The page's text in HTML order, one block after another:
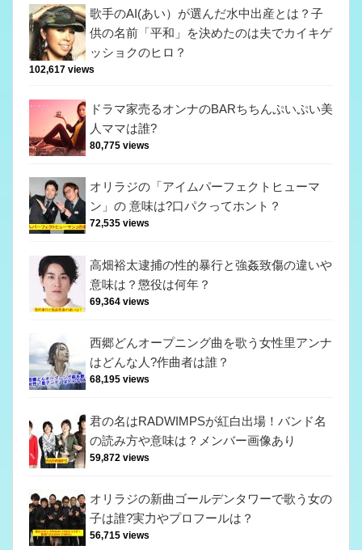
歌手のAI(あい）が選んだ水中出産とは？子
供の名前「平和」を決めたのは夫でカイキゲ
ッショクのヒロ？
102,617 views
ドラマ家売るオンナのBARちちんぷいぷい美
人ママは誰?
80,775 views
オリラジの「アイムパーフェクトヒューマ
ン」の 意味は?口パクってホント？
72,535 views
高畑裕太逮捕の性的暴行と強姦致傷の違いや
意味は？懲役は何年？
69,364 views
西郷どんオープニング曲を歌う女性里アンナ
はどんな人?作曲者は誰？
68,195 views
君の名はRADWIMPSが紅白出場！バンド名
の読み方や意味は？メンバー画像あり
59,872 views
オリラジの新曲ゴールデンタワーで歌う女の
子は誰?実力やプロフールは？
56,715 views